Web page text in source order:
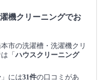
機クリーニングでお
市の洗濯槽・洗濯機クリ
「ハウスクリーニング
」には31件の口コミがあ